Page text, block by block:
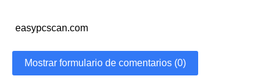
easypcscan.com
Mostrar formulario de comentarios (0)